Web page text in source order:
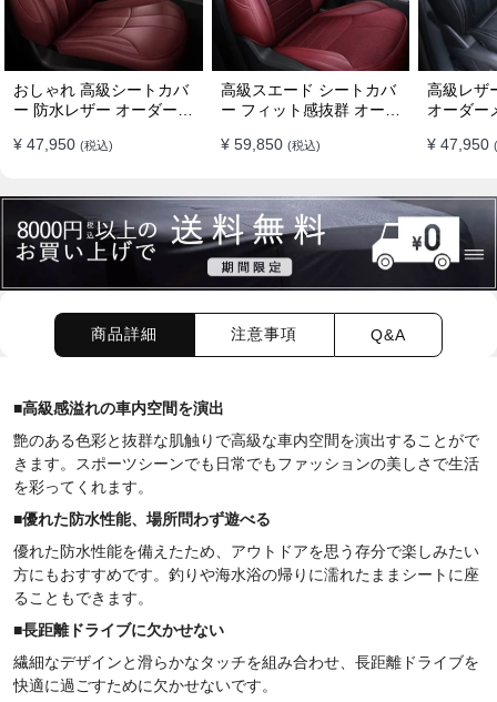
おしゃれ 高級シートカバ
ー 防水レザー オーダーメ
全席セット
¥ 47,950 (税込)
高級スエード シートカバ
ー フィット感抜群 オーダ
全席セット
¥ 59,850 (税込)
高級レザ
オーダー
全席セッ
¥ 47,950
商品詳細 注意事項 Q&A
■高級感溢れの車内空間を演出
艶のある色彩と抜群な肌触りで高級な車内空間を演出することがで
きます。スポーツシーンでも日常でもファッションの美しさで生活
を彩ってくれます。
■優れた防水性能、場所問わず遊べる
優れた防水性能を備えたため、アウトドアを思う存分で楽しみたい
方にもおすすめです。釣りや海水浴の帰りに濡れたままシートに座
ることもできます。
■長距離ドライブに欠かせない
繊細なデザインと滑らかなタッチを組み合わせ、長距離ドライブを
快適に過ごすために欠かせないです。